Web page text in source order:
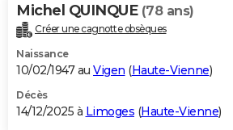
Carte de Noël
Carte Bonne année
Carte Saint-Valentin
Carte Pâques
Carte d'anniversaire
DICTIONNAIRE
Dictionnaire
Biographies
Citations
Expressions
Proverbes
PROGRAMME TV
S'inscrire
Se connecter
Lycées
Collèges
Primaires
Universités
Entreprises
Service militaire
Avis de recherche
AVIS DE DÉCÈS
Michel QUINQUE (78 ans)
Créer une cagnotte obsèques
Naissance
10/02/1947 au Vigen (Haute-Vienne)
Décès
14/12/2025 à Limoges (Haute-Vienne)